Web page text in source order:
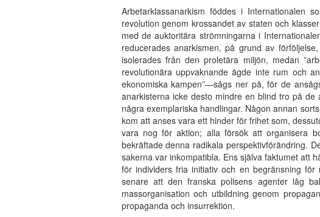
Arbetarklassanarkism föddes i Internationalen
revolution genom krossandet av staten och
med de auktoritära strömningarna i
reducerades anarkismen, på grund av
isolerades från den proletära miljön, medan
revolutionära uppvaknande ägde inte rum och
ekonomiska kampen”—sågs ner på, för de
anarkisterna icke desto mindre en blind tro på
några exemplariska handlingar. Någon annan
kom att anses vara ett hinder för frihet som,
vara nog för aktion; alla försök att organisera
bekräftade denna radikala perspektivförändring.
sakerna var inkompatibla. Ens själva faktumet att
för individers fria initiativ och en begränsning
senare att den franska polisens agenter låg
massorganisation och utbildning genom
propaganda och insurrektion.